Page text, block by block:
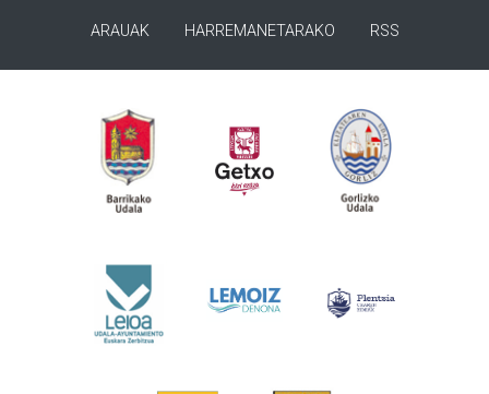
ARAUAK HARREMANETARAKO RSS